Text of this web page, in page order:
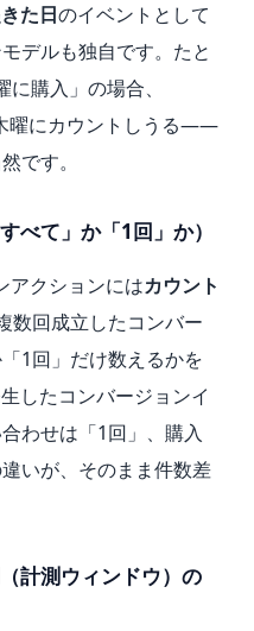
た日のイベントとして
デルも独自です。たと
購入」の場合、
曜にカウントしうる——
です。
べて」か「1回」か）
アクションにはカウント
数回成立したコンバー
1回」だけ数えるかを
したコンバージョンイ
わせは「1回」、購入
いが、そのまま件数差
計測ウィンドウ）の